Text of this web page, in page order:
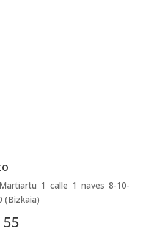
1 calle 1 naves 8-10-
(Bizkaia)
55